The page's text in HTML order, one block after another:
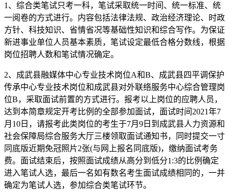
1、综合类笔试只考一科，笔试采取统一时间、统一标准、统
一阅卷的方式进行。内容包括法律法规、政治经济理论、时政
方针、科技知识、省情省况等基础性知识和综合写作。为保证
新进事业单位人员基本素质，笔试设定最低合格分数线，根据
岗位招聘人数和笔试情况确定。
2、成武县融媒体中心专业技术岗位A和B、成武县四平调保护
传承中心专业技术岗位和成武县对外联络服务中心综合管理岗
位B，采取面试前置的方式进行。报考以上岗位的应聘人员，
达到本简章规定开考比例的全部参加面试，面试时间2021年7
月10日，请报考此类岗位的考生于7月9日到成武县人力资源和
社会保障局综合服务大厅三楼领取面试通知书，同时提交一寸
同底版近期免冠照片2张(与网上报名同底版)，缴纳面试考务
费。面试结束后，按照面试成绩从高分到低分1:3的比例确定
进入笔试人选，最后一名如有数名考生面试成绩相同的，一并
确定为笔试人选，参加综合类笔试环节。